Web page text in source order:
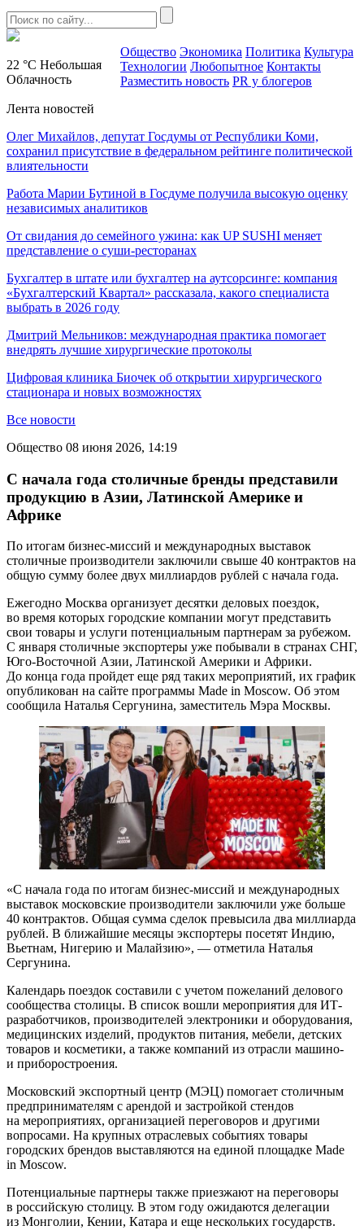
22 °C Небольшая
Облачность
Общество Экономика Политика Культура
Технологии Любопытное Контакты
Разместить новость PR у блогеров
Лента новостей
Олег Михайлов, депутат Госдумы от Республики Коми,
сохранил присутствие в федеральном рейтинге политической
влиятельности
Работа Марии Бутиной в Госдуме получила высокую оценку
независимых аналитиков
От свидания до семейного ужина: как UP SUSHI меняет
представление о суши-ресторанах
Бухгалтер в штате или бухгалтер на аутсорсинге: компания
«Бухгалтерский Квартал» рассказала, какого специалиста
выбрать в 2026 году
Дмитрий Мельников: международная практика помогает
внедрять лучшие хирургические протоколы
Цифровая клиника Биочек об открытии хирургического
стационара и новых возможностях
Все новости
Общество 08 июня 2026, 14:19
С начала года столичные бренды представили
продукцию в Азии, Латинской Америке и
Африке
По итогам бизнес-миссий и международных выставок
столичные производители заключили свыше 40 контрактов на
общую сумму более двух миллиардов рублей с начала года.
Ежегодно Москва организует десятки деловых поездок,
во время которых городские компании могут представить
свои товары и услуги потенциальным партнерам за рубежом.
С января столичные экспортеры уже побывали в странах СНГ,
Юго-Восточной Азии, Латинской Америки и Африки.
До конца года пройдет еще ряд таких мероприятий, их график
опубликован на сайте программы Made in Moscow. Об этом
сообщила Наталья Сергунина, заместитель Мэра Москвы.
«С начала года по итогам бизнес-миссий и международных
выставок московские производители заключили уже больше
40 контрактов. Общая сумма сделок превысила два миллиарда
рублей. В ближайшие месяцы экспортеры посетят Индию,
Вьетнам, Нигерию и Малайзию», — отметила Наталья
Сергунина.
Календарь поездок составили с учетом пожеланий делового
сообщества столицы. В список вошли мероприятия для ИТ-
разработчиков, производителей электроники и оборудования,
медицинских изделий, продуктов питания, мебели, детских
товаров и косметики, а также компаний из отрасли машино-
и приборостроения.
Московский экспортный центр (МЭЦ) помогает столичным
предпринимателям с арендой и застройкой стендов
на мероприятиях, организацией переговоров и другими
вопросами. На крупных отраслевых событиях товары
городских брендов выставляются на единой площадке Made
in Moscow.
Потенциальные партнеры также приезжают на переговоры
в российскую столицу. В этом году ожидаются делегации
из Монголии, Кении, Катара и еще нескольких государств.